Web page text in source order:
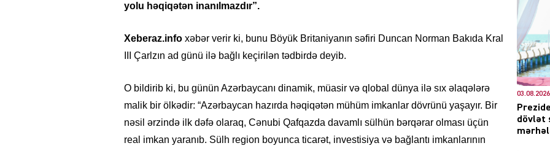
yolu həqiqətən inanılmazdır”.
Xeberaz.info xəbər verir ki, bunu Böyük Britaniyanın səfiri Duncan Norman Bakıda Kral
III Çarlzın ad günü ilə bağlı keçirilən tədbirdə deyib.
O bildirib ki, bu günün Azərbaycanı dinamik, müasir və qlobal dünya ilə sıx əlaqələrə
malik bir ölkədir: “Azərbaycan hazırda həqiqətən mühüm imkanlar dövrünü yaşayır. Bir
nəsil ərzində ilk dəfə olaraq, Cənubi Qafqazda davamlı sülhün bərqərar olması üçün
real imkan yaranıb. Sülh region boyunca ticarət, investisiya və bağlantı imkanlarının
DÜNYA
03.08.2026
dövlət